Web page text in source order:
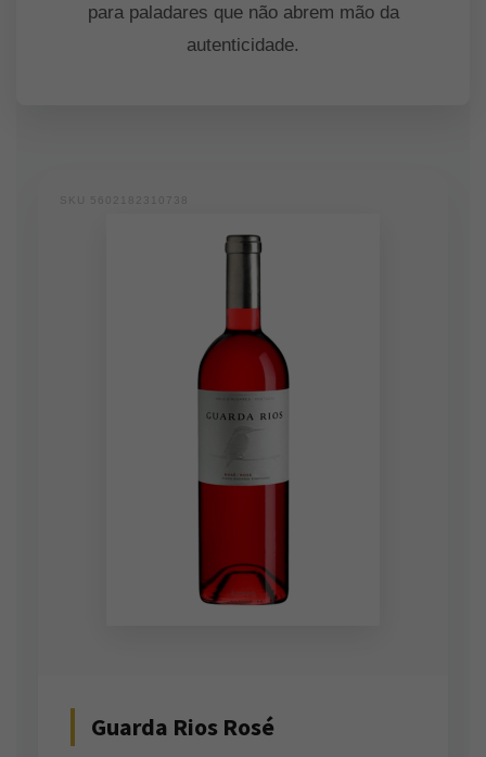
para paladares que não abrem mão da
autenticidade.
SKU 5602182310738
Guarda Rios Rosé